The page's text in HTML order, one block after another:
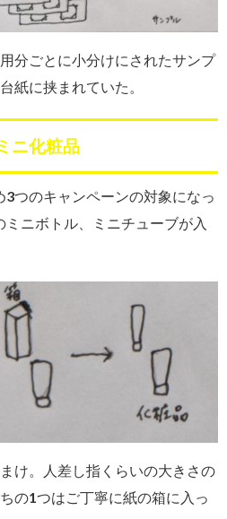
分ごとに小分けにされたサンプ
紙に挟まれていた。
ニ化粧品
つのキャンペーンの対象になっ
ニボトル、ミニチューブが入
け。人差し指くらいの大きさの
の1つはご丁寧に紙の箱に入っ